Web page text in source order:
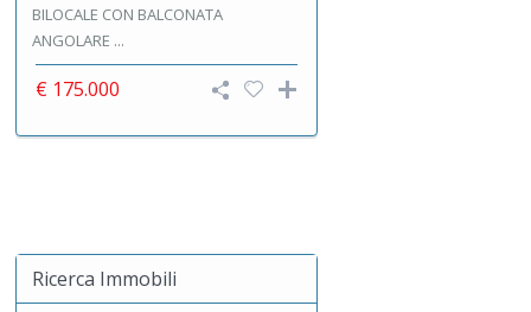
BILOCALE CON BALCONATA
ANGOLARE ...
€ 175.000
Ricerca Immobili